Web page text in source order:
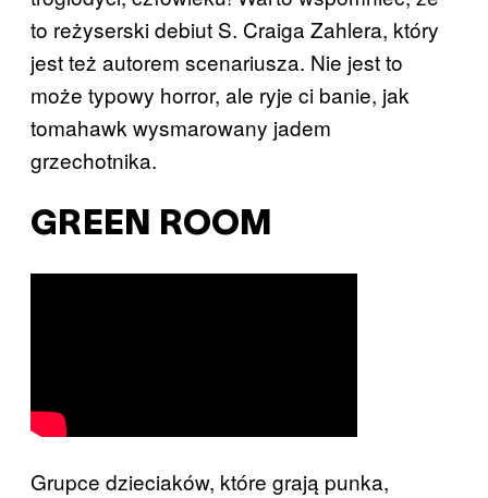
to reżyserski debiut S. Craiga Zahlera, który
jest też autorem scenariusza. Nie jest to
może typowy horror, ale ryje ci banie, jak
tomahawk wysmarowany jadem
grzechotnika.
GREEN ROOM
Grupce dzieciaków, które grają punka,